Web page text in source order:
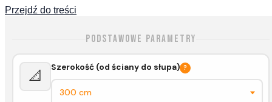
Przejdź do treści
Podstawowe parametry
📐
Szerokość (od ściany do słupa) ?